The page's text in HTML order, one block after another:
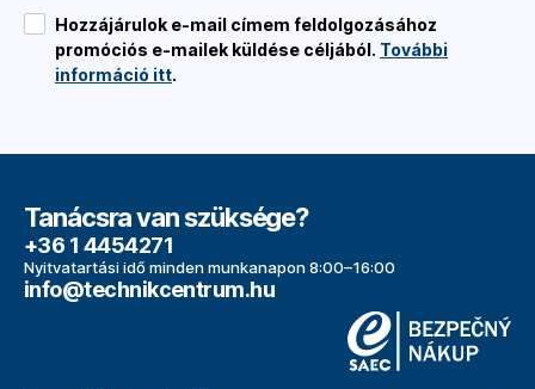
Hozzájárulok e-mail címem feldolgozásához
promóciós e-mailek küldése céljából. További
információ itt.
Tanácsra van szüksége?
+36 1 4454271
Nyitvatartási idő minden munkanapon 8:00–16:00
info@technikcentrum.hu